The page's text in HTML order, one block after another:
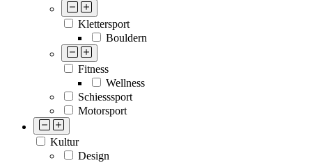
Klettersport
Bouldern
Fitness
Wellness
Schiesssport
Motorsport
Kultur
Design